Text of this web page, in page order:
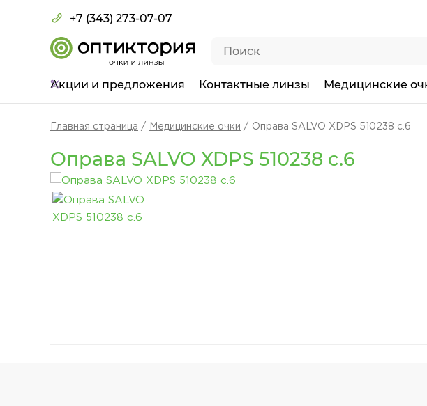
+7 (343) 273-07-07
Акции и предложения Контактные линзы Медицинские
Главная страница Медицинские очки Оправа SALVO XDPS 510238 c.6
Оправа SALVO XDPS 510238 c.6